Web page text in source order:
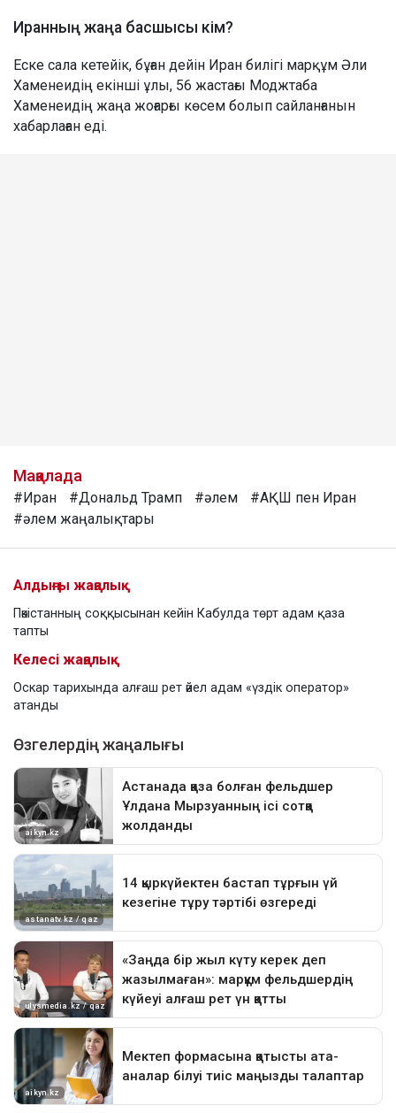
Иранның жаңа басшысы кім?
Еске сала кетейік, бұған дейін Иран билігі марқұм Әли
Хаменеидің екінші ұлы, 56 жастағы Моджтаба
Хаменеидің жаңа жоғарғы көсем болып сайланғанын
хабарлаған еді.
Мақалада
#Иран #Дональд Трамп #әлем
#АҚШ пен Иран
#әлем жаңалықтары
Алдыңғы жаңалық
Пәкістанның соққысынан кейін Кабулда төрт адам қаза
тапты
Келесі жаңалық
Оскар тарихында алғаш рет әйел адам «үздік оператор»
атанды